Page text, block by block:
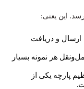
این یعنی:
ارسال و دریافت
هر نمونه بسیار
پارچه یکی از